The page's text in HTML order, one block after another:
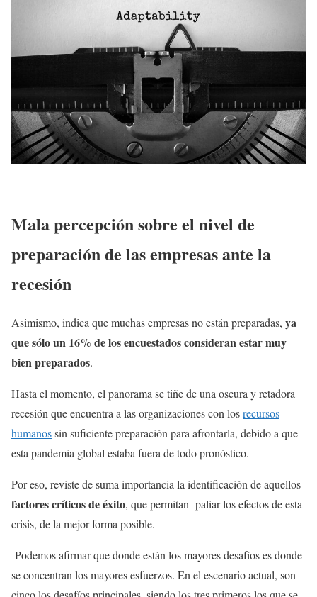
Mala percepción sobre el nivel de
preparación de las empresas ante la
recesión
Asimismo, indica que muchas empresas no están preparadas, ya
que sólo un 16% de los encuestados consideran estar muy
bien preparados.
Hasta el momento, el panorama se tiñe de una oscura y retadora
recesión que encuentra a las organizaciones con losrecursos
humanossin suficiente preparación para afrontarla, debido a que
esta pandemia global estaba fuera de todo pronóstico.
Por eso, reviste de suma importancia la identificación de aquellos
factores críticos de éxito, que permitan paliar los efectos de esta
crisis, de la mejor forma posible.
Podemos afirmar que donde están los mayores desafíos es donde
se concentran los mayores esfuerzos. En el escenario actual, son